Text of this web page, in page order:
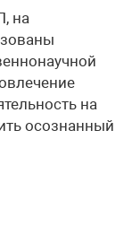
на
на
осознанный